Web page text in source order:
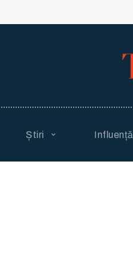
Știri Influență